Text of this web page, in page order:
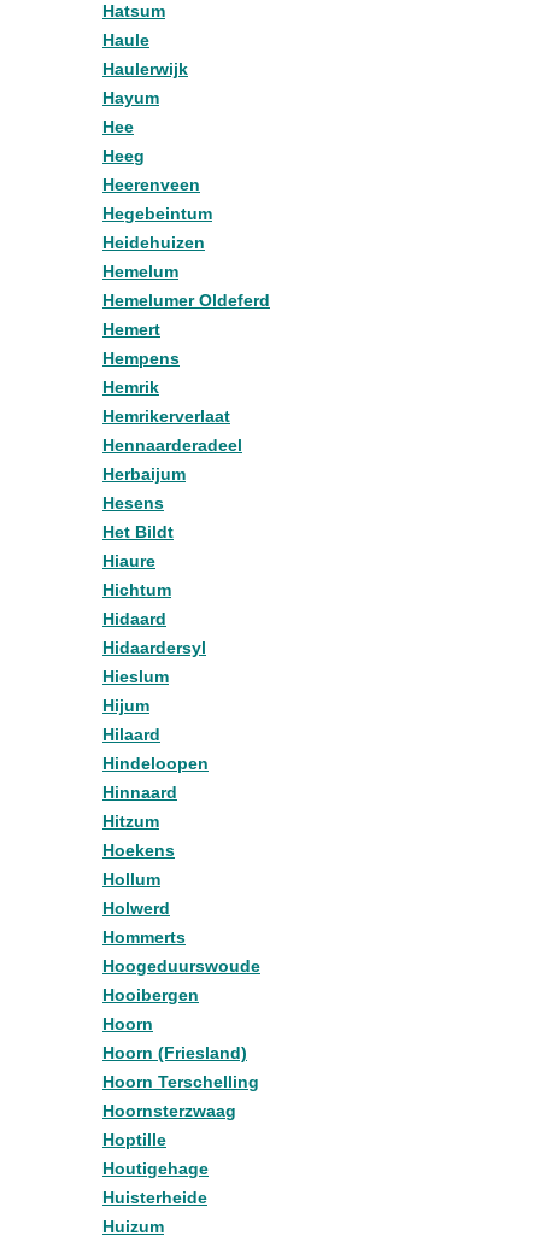
Hatsum
Haule
Haulerwijk
Hayum
Hee
Heeg
Heerenveen
Hegebeintum
Heidehuizen
Hemelum
Hemelumer Oldeferd
Hemert
Hempens
Hemrik
Hemrikerverlaat
Hennaarderadeel
Herbaijum
Hesens
Het Bildt
Hiaure
Hichtum
Hidaard
Hidaardersyl
Hieslum
Hijum
Hilaard
Hindeloopen
Hinnaard
Hitzum
Hoekens
Hollum
Holwerd
Hommerts
Hoogeduurswoude
Hooibergen
Hoorn
Hoorn (Friesland)
Hoorn Terschelling
Hoornsterzwaag
Hoptille
Houtigehage
Huisterheide
Huizum